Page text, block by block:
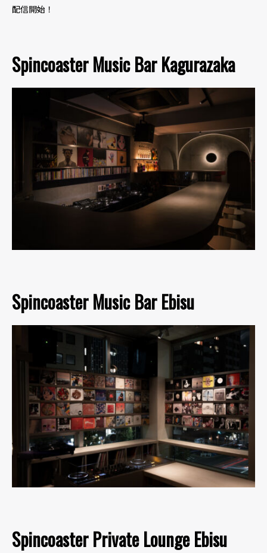
配信開始！
Spincoaster Music Bar Kagurazaka
Spincoaster Music Bar Ebisu
Spincoaster Private Lounge Ebisu